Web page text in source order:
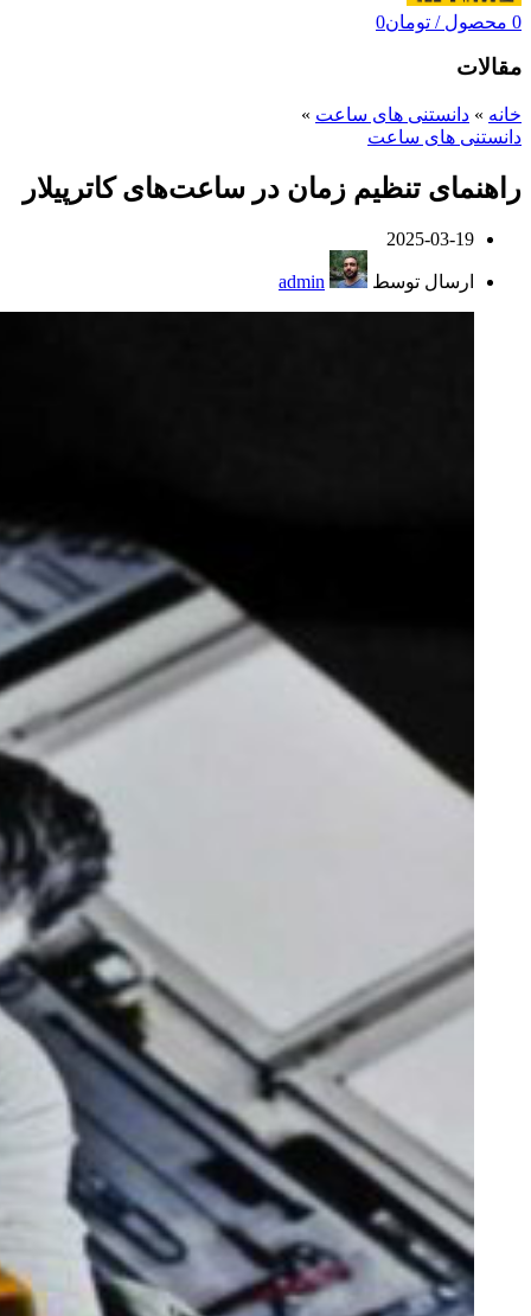
0 محصول / تومان0
مقالات
خانه » دانستنی های ساعت »
دانستنی های ساعت
راهنمای تنظیم زمان در ساعت‌های کاترپیلار
2025-03-19
ارسال توسط admin